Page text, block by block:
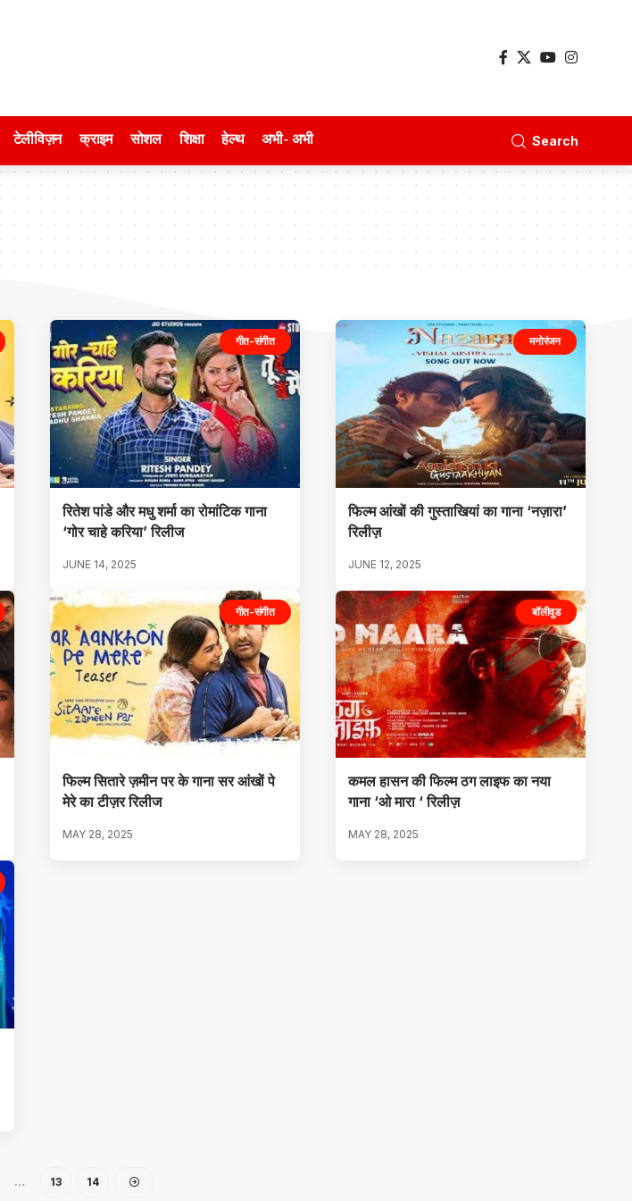
टेलीविज़न क्राइम सोशल शिक्षा हेल्थ अभी- अभी Search
गीत-संगीत
रितेश पांडे और मधु शर्मा का रोमांटिक गाना
‘गोर चाहे करिया’ रिलीज
JUNE 14, 2025
मनोरंजन
फिल्म आंखों की गुस्ताखियां का गाना ‘नज़ारा’
रिलीज़
JUNE 12, 2025
गीत-संगीत
फिल्म सितारे ज़मीन पर के गाना सर आंखों पे
मेरे का टीज़र रिलीज
MAY 28, 2025
बॉलीवुड
कमल हासन की फिल्म ठग लाइफ का नया
गाना ‘ओ मारा ‘ रिलीज़
MAY 28, 2025
… 13 14